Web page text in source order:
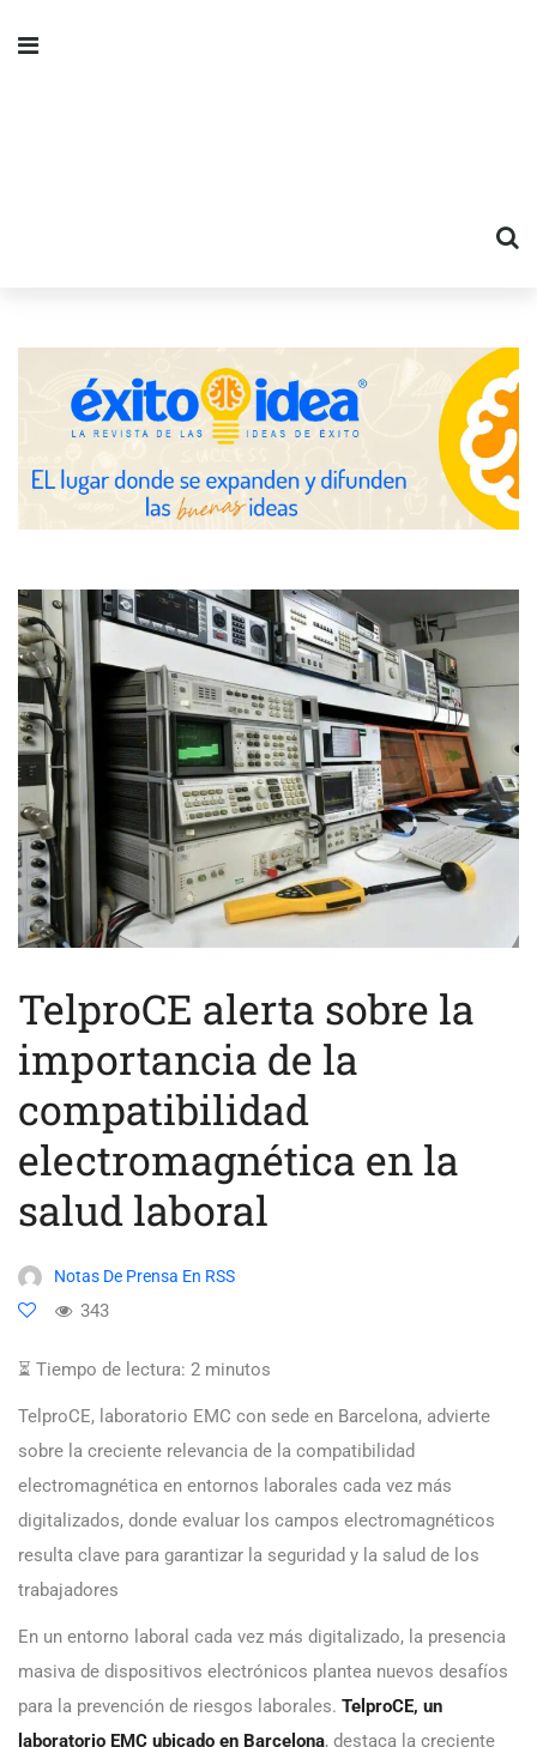
TelproCE alerta sobre la
importancia de la
compatibilidad
electromagnética en la
salud laboral
Notas De Prensa En RSS
343
⏳ Tiempo de lectura: 2 minutos
TelproCE, laboratorio EMC con sede en Barcelona, advierte
sobre la creciente relevancia de la compatibilidad
electromagnética en entornos laborales cada vez más
digitalizados, donde evaluar los campos electromagnéticos
resulta clave para garantizar la seguridad y la salud de los
trabajadores
En un entorno laboral cada vez más digitalizado, la presencia
masiva de dispositivos electrónicos plantea nuevos desafíos
para la prevención de riesgos laborales. TelproCE, un
laboratorio EMC ubicado en Barcelona, destaca la creciente